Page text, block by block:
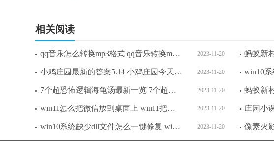
相关阅读
qq音乐怎么转换mp3格式 qq音乐转换mp3格式教程 2023-11-20
小鸡庄园最新的答案5.14 小鸡庄园今天答案最新版2023.5.14 2023-11-20
7个超恐怖逻辑海龟汤最新一览 7个超恐怖逻辑海龟汤分享大全 2023-11-20
win11怎么把微信放到桌面上 win11把微信放到桌面操作步骤 2023-11-20
win10系统缺少dll文件怎么一键修复 win10系统缺少dll文件一键修复方法介绍 2023-11-20